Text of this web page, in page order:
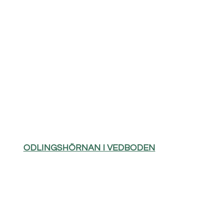
ODLINGSHÖRNAN I VEDBODEN